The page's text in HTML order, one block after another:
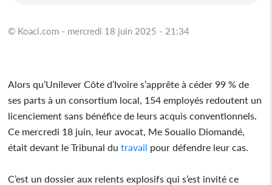
© Koaci.com - mercredi 18 juin 2025 - 21:34
Alors qu’Unilever Côte d’Ivoire s’apprête à céder 99 % de
ses parts à un consortium local, 154 employés redoutent un
licenciement sans bénéfice de leurs acquis conventionnels.
Ce mercredi 18 juin, leur avocat, Me Soualio Diomandé,
était devant le Tribunal du travail pour défendre leur cas.
C’est un dossier aux relents explosifs qui s’est invité ce